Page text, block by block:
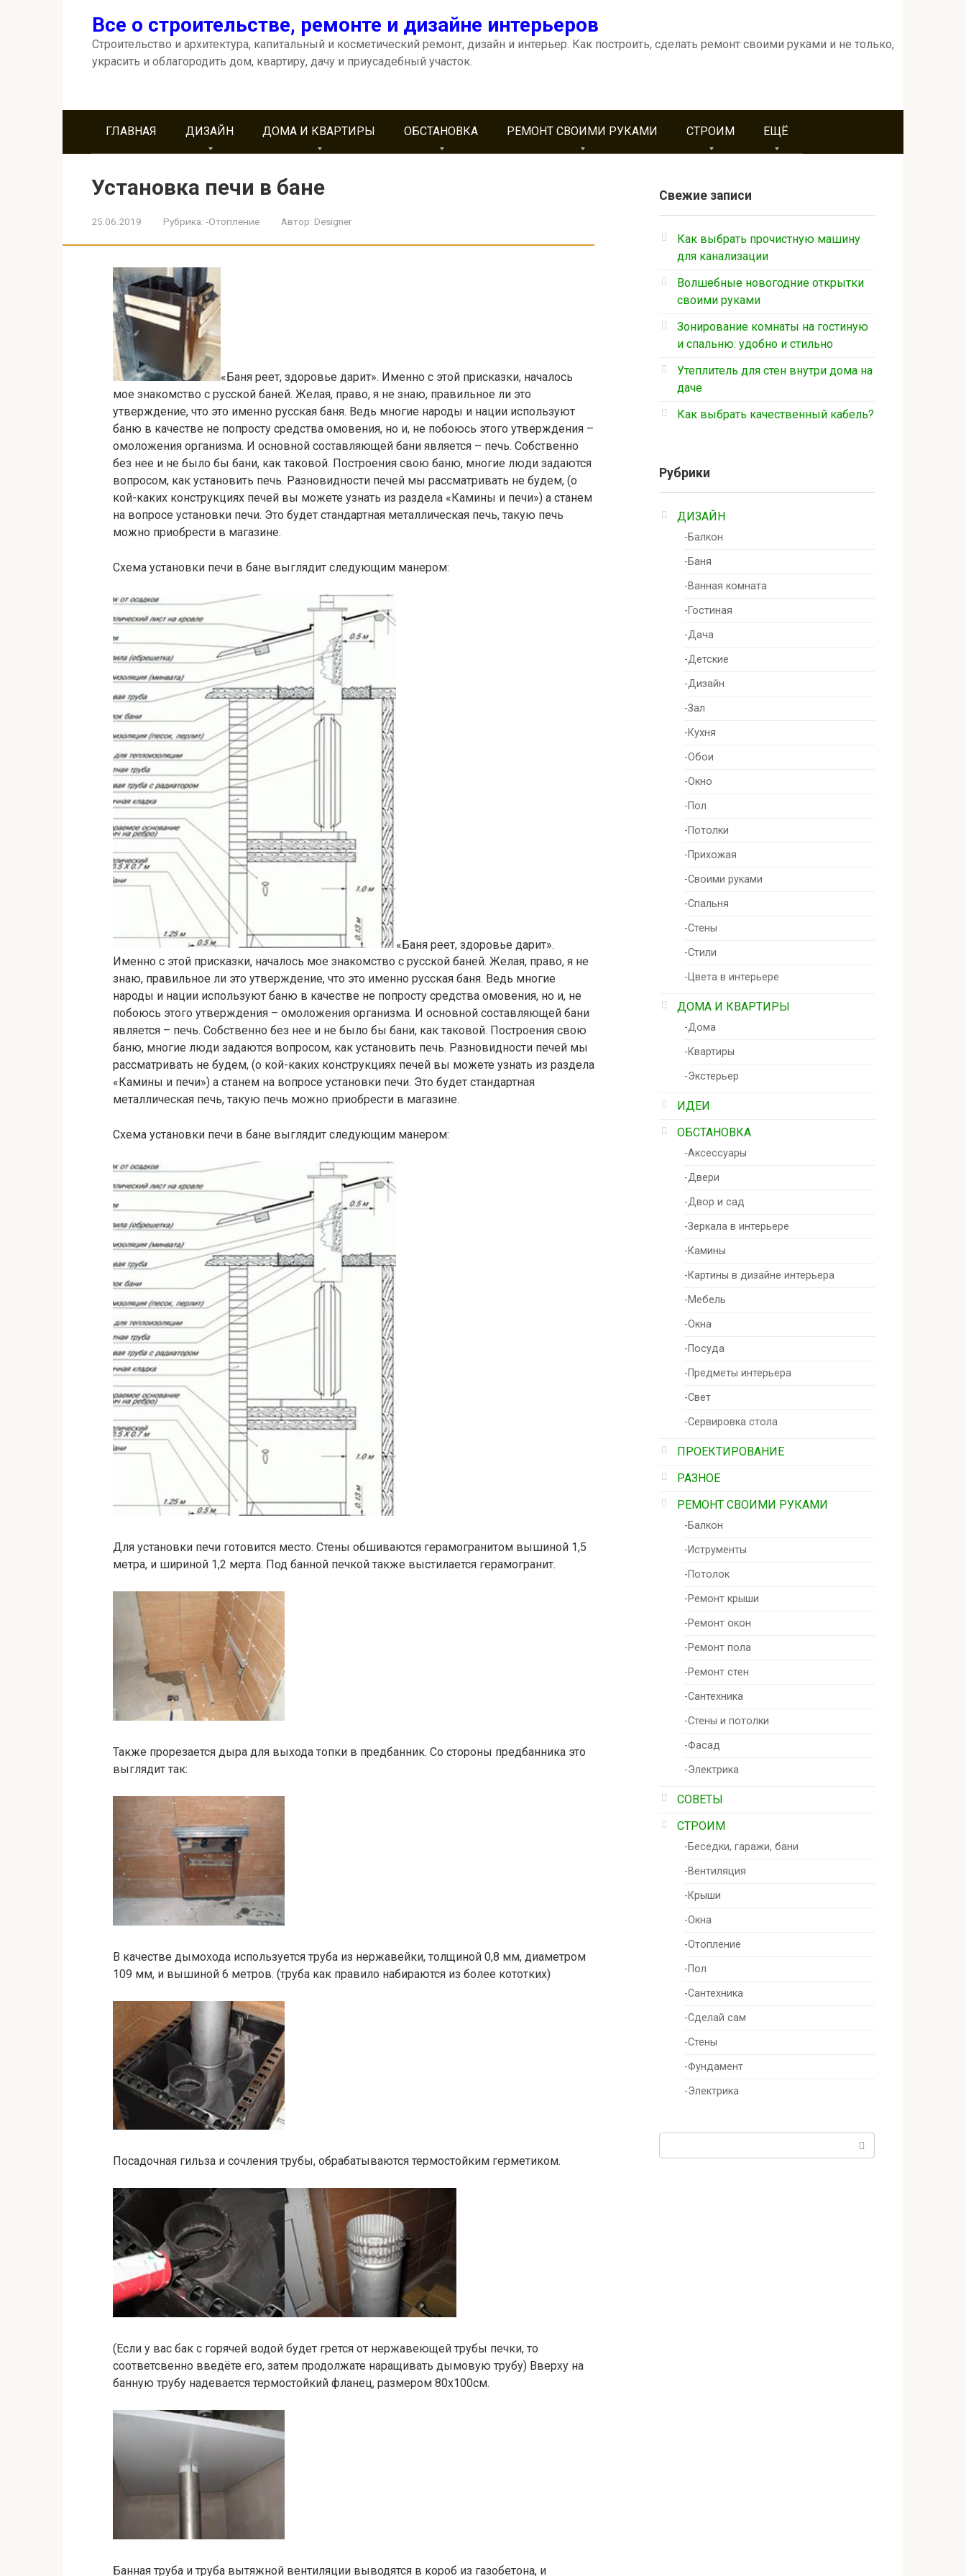
Все о строительстве, ремонте и дизайне интерьеров
Строительство и архитектура, капитальный и косметический ремонт, дизайн и интерьер. Как построить, сделать ремонт своими руками и не только,
украсить и облагородить дом, квартиру, дачу и приусадебный участок.
ГЛАВНАЯ ДИЗАЙН ДОМА И КВАРТИРЫ ОБСТАНОВКА РЕМОНТ СВОИМИ РУКАМИ СТРОИМ ЕЩЁ
Установка печи в бане
25.06.2019 Рубрика: -Отопление Автор: Designer
«Баня реет, здоровье дарит». Именно с этой присказки, началось
мое знакомство с русской баней. Желая, право, я не знаю, правильное ли это
утверждение, что это именно русская баня. Ведь многие народы и нации используют
баню в качестве не попросту средства омовения, но и, не побоюсь этого утверждения –
омоложения организма. И основной составляющей бани является – печь. Собственно
без нее и не было бы бани, как таковой. Построения свою баню, многие люди задаются
вопросом, как установить печь. Разновидности печей мы рассматривать не будем, (о
кой-каких конструкциях печей вы можете узнать из раздела «Камины и печи») а станем
на вопросе установки печи. Это будет стандартная металлическая печь, такую печь
можно приобрести в магазине.
Схема установки печи в бане выглядит следующим манером:
«Баня реет, здоровье дарит».
Именно с этой присказки, началось мое знакомство с русской баней. Желая, право, я не
знаю, правильное ли это утверждение, что это именно русская баня. Ведь многие
народы и нации используют баню в качестве не попросту средства омовения, но и, не
побоюсь этого утверждения – омоложения организма. И основной составляющей бани
является – печь. Собственно без нее и не было бы бани, как таковой. Построения свою
баню, многие люди задаются вопросом, как установить печь. Разновидности печей мы
рассматривать не будем, (о кой-каких конструкциях печей вы можете узнать из раздела
«Камины и печи») а станем на вопросе установки печи. Это будет стандартная
металлическая печь, такую печь можно приобрести в магазине.
Схема установки печи в бане выглядит следующим манером:
Для установки печи готовится место. Стены обшиваются герамогранитом вышиной 1,5
метра, и шириной 1,2 мерта. Под банной печкой также выстилается герамогранит.
Также прорезается дыра для выхода топки в предбанник. Со стороны предбанника это
выглядит так:
В качестве дымохода используется труба из нержавейки, толщиной 0,8 мм, диаметром
109 мм, и вышиной 6 метров. (труба как правило набираются из более кототких)
Посадочная гильза и сочления трубы, обрабатываются термостойким герметиком.
(Если у вас бак с горячей водой будет грется от нержавеющей трубы печки, то
соответсвенно введёте его, затем продолжате наращивать дымовую трубу) Вверху на
банную трубу надевается термостойкий фланец, размером 80х100см.
Банная труба и труба вытяжной вентиляции выводятся в короб из газобетона, и
Свежие записи
Как выбрать прочистную машину
для канализации
Волшебные новогодние открытки
своими руками
Зонирование комнаты на гостиную
и спальню: удобно и стильно
Утеплитель для стен внутри дома на
даче
Как выбрать качественный кабель?
Рубрики
ДИЗАЙН
-Балкон
-Баня
-Ванная комната
-Гостиная
-Дача
-Детские
-Дизайн
-Зал
-Кухня
-Обои
-Окно
-Пол
-Потолки
-Прихожая
-Своими руками
-Спальня
-Стены
-Стили
-Цвета в интерьере
ДОМА И КВАРТИРЫ
-Дома
-Квартиры
-Экстерьер
ИДЕИ
ОБСТАНОВКА
-Аксессуары
-Двери
-Двор и сад
-Зеркала в интерьере
-Камины
-Картины в дизайне интерьера
-Мебель
-Окна
-Посуда
-Предметы интерьера
-Свет
-Сервировка стола
ПРОЕКТИРОВАНИЕ
РАЗНОЕ
РЕМОНТ СВОИМИ РУКАМИ
-Балкон
-Иструменты
-Потолок
-Ремонт крыши
-Ремонт окон
-Ремонт пола
-Ремонт стен
-Сантехника
-Стены и потолки
-Фасад
-Электрика
СОВЕТЫ
СТРОИМ
-Беседки, гаражи, бани
-Вентиляция
-Крыши
-Окна
-Отопление
-Пол
-Сантехника
-Сделай сам
-Стены
-Фундамент
-Электрика